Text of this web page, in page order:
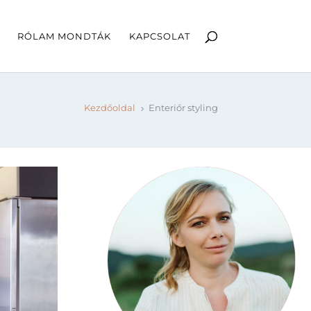
RÓLAM MONDTÁK KAPCSOLAT
Kezdőoldal 5 Enteriőr styling